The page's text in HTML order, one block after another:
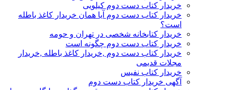
خریدار کتاب دست دوم کیلویی
خریدار کتاب دست دوم آیا همان خریدار کاغذ باطله
است؟
خریدار کتابخانه شخصی در تهران و حومه
خریدار کتاب دست دوم چگونه است
خریدار کتاب دست دوم ,خریدار کاغذ باطله ,خریدار
مجلات قدیمی
خریدار کتاب نفیس
آگهی خریدار کتاب دست دوم